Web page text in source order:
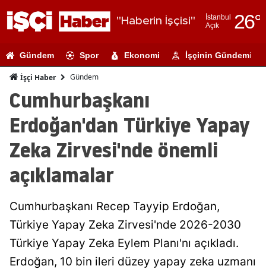
"Haberin İşçisi"
İstanbul
Açık
26°
Adıyaman
Amasya
Aydın
Gündem Spor Ekonomi İşçinin Gündemi
İşçi Haber Gündem
Cumhurbaşkanı
Erdoğan'dan Türkiye Yapay
Zeka Zirvesi'nde önemli
açıklamalar
Cumhurbaşkanı Recep Tayyip Erdoğan,
Türkiye Yapay Zeka Zirvesi'nde 2026-2030
Türkiye Yapay Zeka Eylem Planı'nı açıkladı.
Erdoğan, 10 bin ileri düzey yapay zeka uzmanı